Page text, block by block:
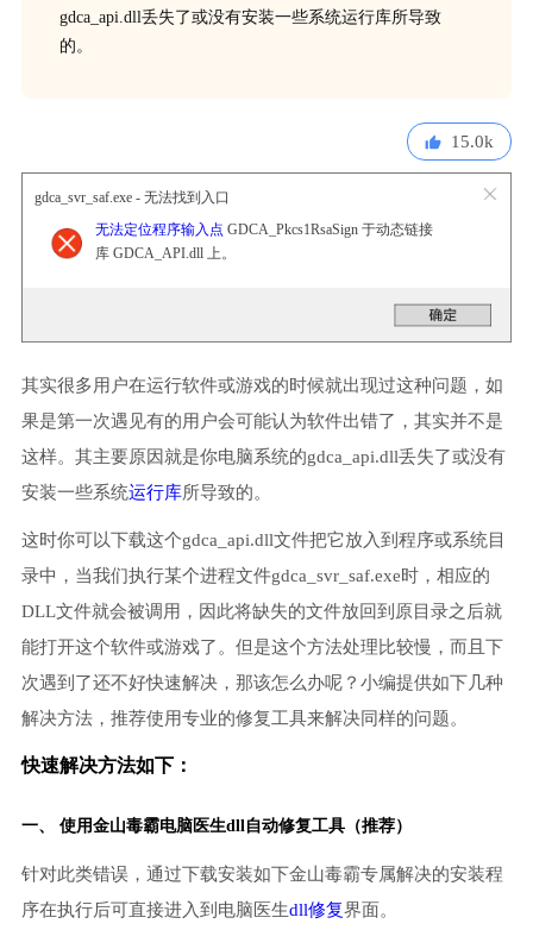
gdca_api.dll丢失了或没有安装一些系统运行库所导致
的。
15.0k
gdca_svr_saf.exe - 无法找到入口
无法定位程序输入点 GDCA_Pkcs1RsaSign 于动态链接
库 GDCA_API.dll 上。
其实很多用户在运行软件或游戏的时候就出现过这种问题，如
果是第一次遇见有的用户会可能认为软件出错了，其实并不是
这样。其主要原因就是你电脑系统的gdca_api.dll丢失了或没有
安装一些系统运行库所导致的。
这时你可以下载这个gdca_api.dll文件把它放入到程序或系统目
录中，当我们执行某个进程文件gdca_svr_saf.exe时，相应的
DLL文件就会被调用，因此将缺失的文件放回到原目录之后就
能打开这个软件或游戏了。但是这个方法处理比较慢，而且下
次遇到了还不好快速解决，那该怎么办呢？小编提供如下几种
解决方法，推荐使用专业的修复工具来解决同样的问题。
快速解决方法如下：
一、 使用金山毒霸电脑医生dll自动修复工具（推荐）
针对此类错误，通过下载安装如下金山毒霸专属解决的安装程
序在执行后可直接进入到电脑医生dll修复界面。